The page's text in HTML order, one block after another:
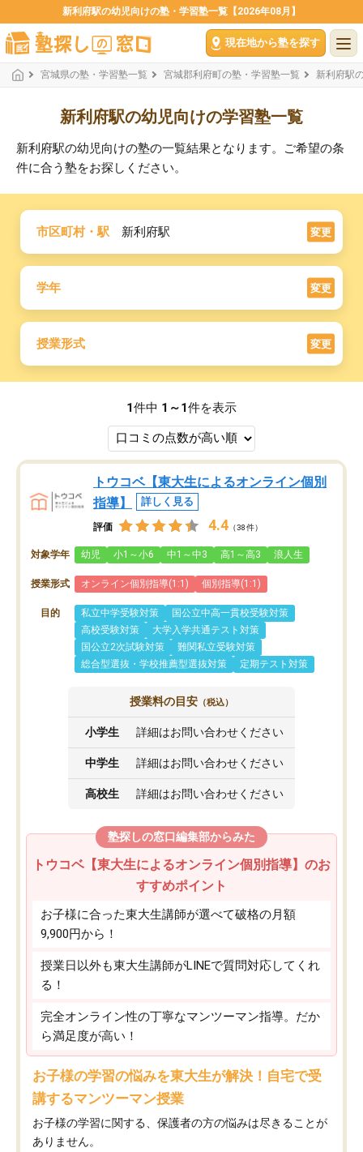
新利府駅の幼児向けの塾・学習塾一覧【2026年08月】
現在地から塾を探す
宮城県の塾・学習塾一覧 宮城郡利府町の塾・学習塾一覧 新利府駅
新利府駅の幼児向けの学習塾一覧
新利府駅の幼児向けの塾の一覧結果となります。ご希望の条
件に合う塾をお探しください。
市区町村・駅 新利府駅 変更
学年 変更
授業形式 変更
1件中 1～1件を表示
トウコベ【東大生によるオンライン個別
指導】
詳しく見る
評価 4.4 （38件）
対象学年 幼児 小1～小6 中1～中3 高1～高3 浪人生
授業形式 オンライン個別指導(1:1) 個別指導(1:1)
目的 私立中学受験対策
国公立中高一貫校受験対策
高校受験対策
大学入学共通テスト対策
国公立2次試験対策
難関私立受験対策
総合型選抜・学校推薦型選抜対策
定期テスト対策
授業料の目安 （税込）
小学生 詳細はお問い合わせください
中学生 詳細はお問い合わせください
高校生 詳細はお問い合わせください
塾探しの窓口編集部からみた
トウコベ【東大生によるオンライン個別指導】のお
すすめポイント
お子様に合った東大生講師が選べて破格の月額
9,900円から！
授業日以外も東大生講師がLINEで質問対応してくれ
る！
完全オンライン性の丁寧なマンツーマン指導。だか
ら満足度が高い！
お子様の学習の悩みを東大生が解決！自宅で受
講するマンツーマン授業
お子様の学習に関する、保護者の方の悩みは尽きることが
ありません。